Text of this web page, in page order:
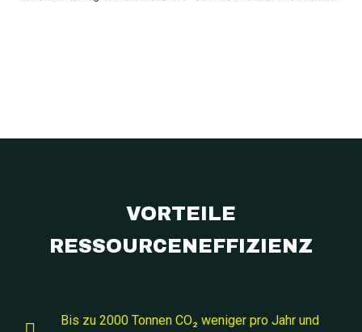
VORTEILE
RESSOURCENEFFIZIENZ
Bis zu 2000 Tonnen CO₂ weniger pro Jahr und